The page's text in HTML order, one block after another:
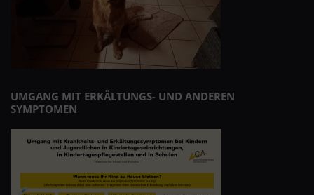
UMGANG MIT ERKÄLTUNGS- UND ANDEREN
SYMPTOMEN